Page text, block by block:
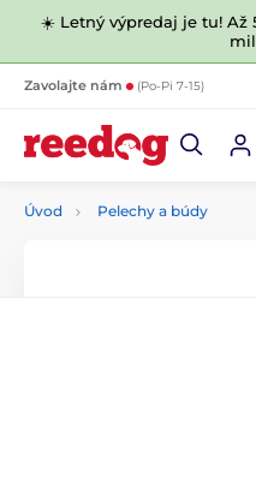
☀️ Letný výpredaj je tu! Až
Zavolajte nám (Po-Pi 7-15)
Úvod Pelechy a búdy